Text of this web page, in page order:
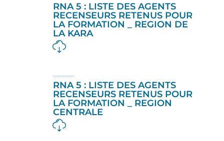
RNA 5 : LISTE DES AGENTS
RECENSEURS RETENUS POUR
LA FORMATION _ REGION DE
LA KARA
RNA 5 : LISTE DES AGENTS
RECENSEURS RETENUS POUR
LA FORMATION _ REGION
CENTRALE